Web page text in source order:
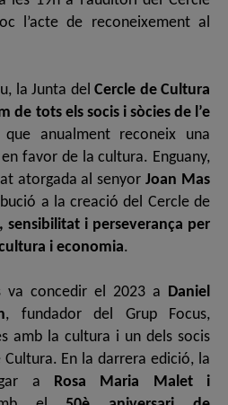
l’acte de reconeixement al
la Junta delCercle de Cultura
de tots els socis i sòcies de l’e
anualment reconeix una
favor de la cultura. Enguany,
atorgada al senyorJoan Mas
a la creació del Cercle de
sensibilitat i perseverança per
i economia.
va concedir el 2023 a
Daniel
, fundador del Grup Focus,
amb la cultura i un dels socis
En la darrera edició, la
a
Rosa Maria Malet i